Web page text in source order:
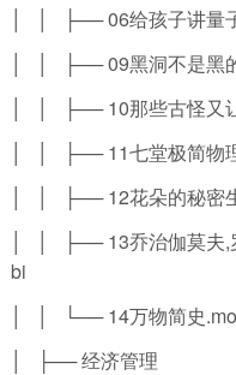
│ │ ├── 06给孩子讲量
│ │ ├── 09黑洞不是黑
│ │ ├── 10那些古怪又
│ │ ├── 11七堂极简物
│ │ ├── 12花朵的秘密
│ │ ├── 13乔治伽莫夫,
bi
│ │ └── 14万物简史
│ ├── 经济管理